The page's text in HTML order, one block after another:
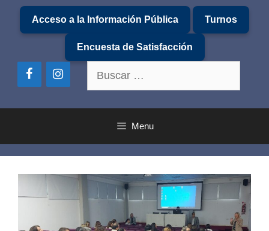
Saltar
contenido
Acceso a la Información Pública Turnos
Encuesta de Satisfacción
Menu